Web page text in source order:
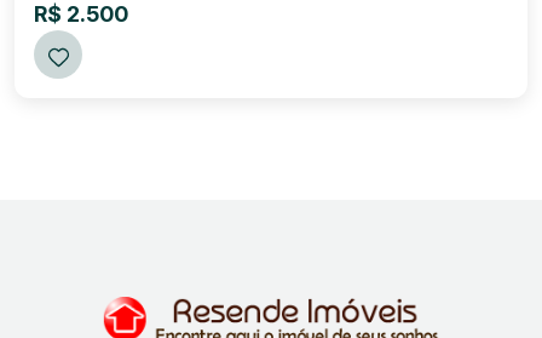
R$ 2.500